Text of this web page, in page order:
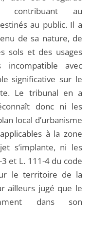
contribuant au
au public. Il a
de sa nature, de
sols et des usages
avec
significative sur le
Le tribunal en a
donc ni les
local d’urbanisme
à la zone
s’implante, ni les
et L. 111-4 du code
le territoire de la
ailleurs jugé que le
dans son